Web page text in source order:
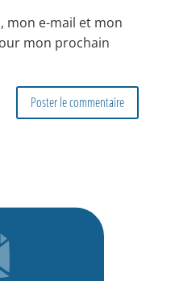
mon e-mail et mon
mon prochain